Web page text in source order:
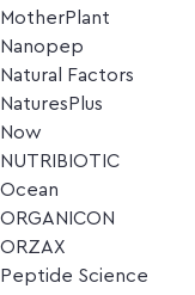
MotherPlant
Nanopep
Natural Factors
NaturesPlus
Now
NUTRIBIOTIC
Ocean
ORGANICON
ORZAX
Peptide Science